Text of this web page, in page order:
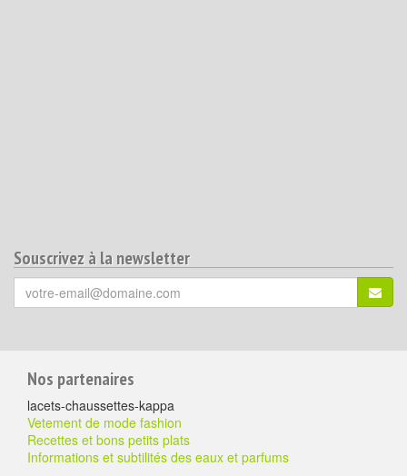
Souscrivez à la newsletter
Votre
email
Pour
aller
plus
loin
Nos partenaires
lacets-chaussettes-kappa
Vetement de mode fashion
Recettes et bons petits plats
Informations et subtilités des eaux et parfums